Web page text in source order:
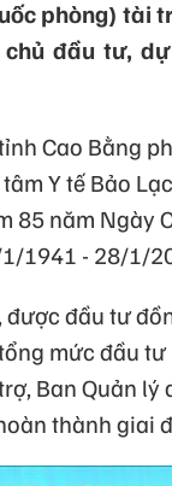
phòng) tài
đầu tư,
Cao Bằng
Y tế Bảo
85 năm Ngày
1941 - 28/1/
đầu tư
mức đầu
Ban Quản
thành giai